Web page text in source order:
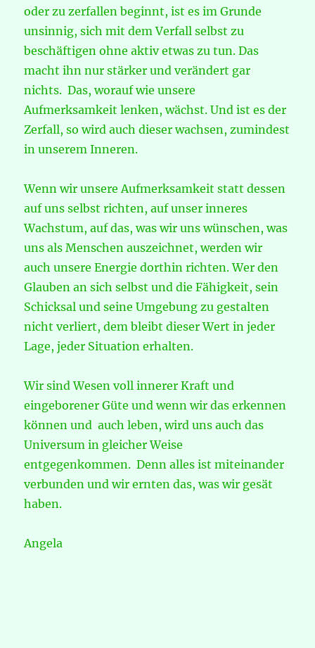
oder zu zerfallen beginnt, ist es im Grunde
unsinnig, sich mit dem Verfall selbst zu
beschäftigen ohne aktiv etwas zu tun. Das
macht ihn nur stärker und verändert gar
nichts. Das, worauf wie unsere
Aufmerksamkeit lenken, wächst. Und ist es der
Zerfall, so wird auch dieser wachsen, zumindest
in unserem Inneren.
Wenn wir unsere Aufmerksamkeit statt dessen
auf uns selbst richten, auf unser inneres
Wachstum, auf das, was wir uns wünschen, was
uns als Menschen auszeichnet, werden wir
auch unsere Energie dorthin richten. Wer den
Glauben an sich selbst und die Fähigkeit, sein
Schicksal und seine Umgebung zu gestalten
nicht verliert, dem bleibt dieser Wert in jeder
Lage, jeder Situation erhalten.
Wir sind Wesen voll innerer Kraft und
eingeborener Güte und wenn wir das erkennen
können und auch leben, wird uns auch das
Universum in gleicher Weise
entgegenkommen. Denn alles ist miteinander
verbunden und wir ernten das, was wir gesät
haben.
Angela